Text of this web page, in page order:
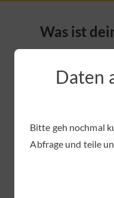
Daten
Bitte geh nochmal
Abfrage und teile
Was ist
auf dich